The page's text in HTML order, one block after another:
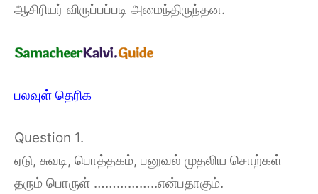
ஆசிரியர் விருப்பப்படி அமைந்திருந்தன.
பலவுள் தெரிக
Question 1.
ஏடு, சுவடி, பொத்தகம், பனுவல் முதலிய சொற்கள்
தரும் பொருள் ……………..என்பதாகும்.